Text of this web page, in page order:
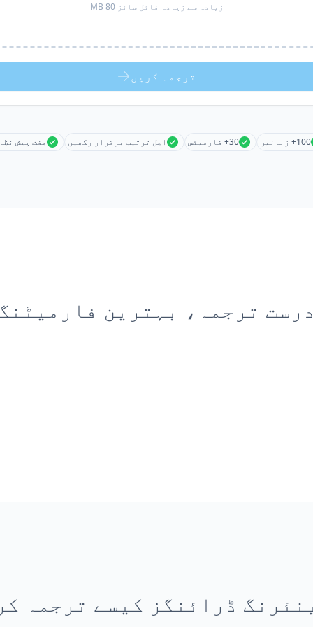
زیادہ سے زیادہ فائل سائز 80 MB
ترجمہ کریں
100+ زبانیں 30+ فارمیٹس اصل ترتیب برقرار رکھیں مفت پیش
ترجمہ، بہترین
ڈرائنگز کیسے ترجمہ